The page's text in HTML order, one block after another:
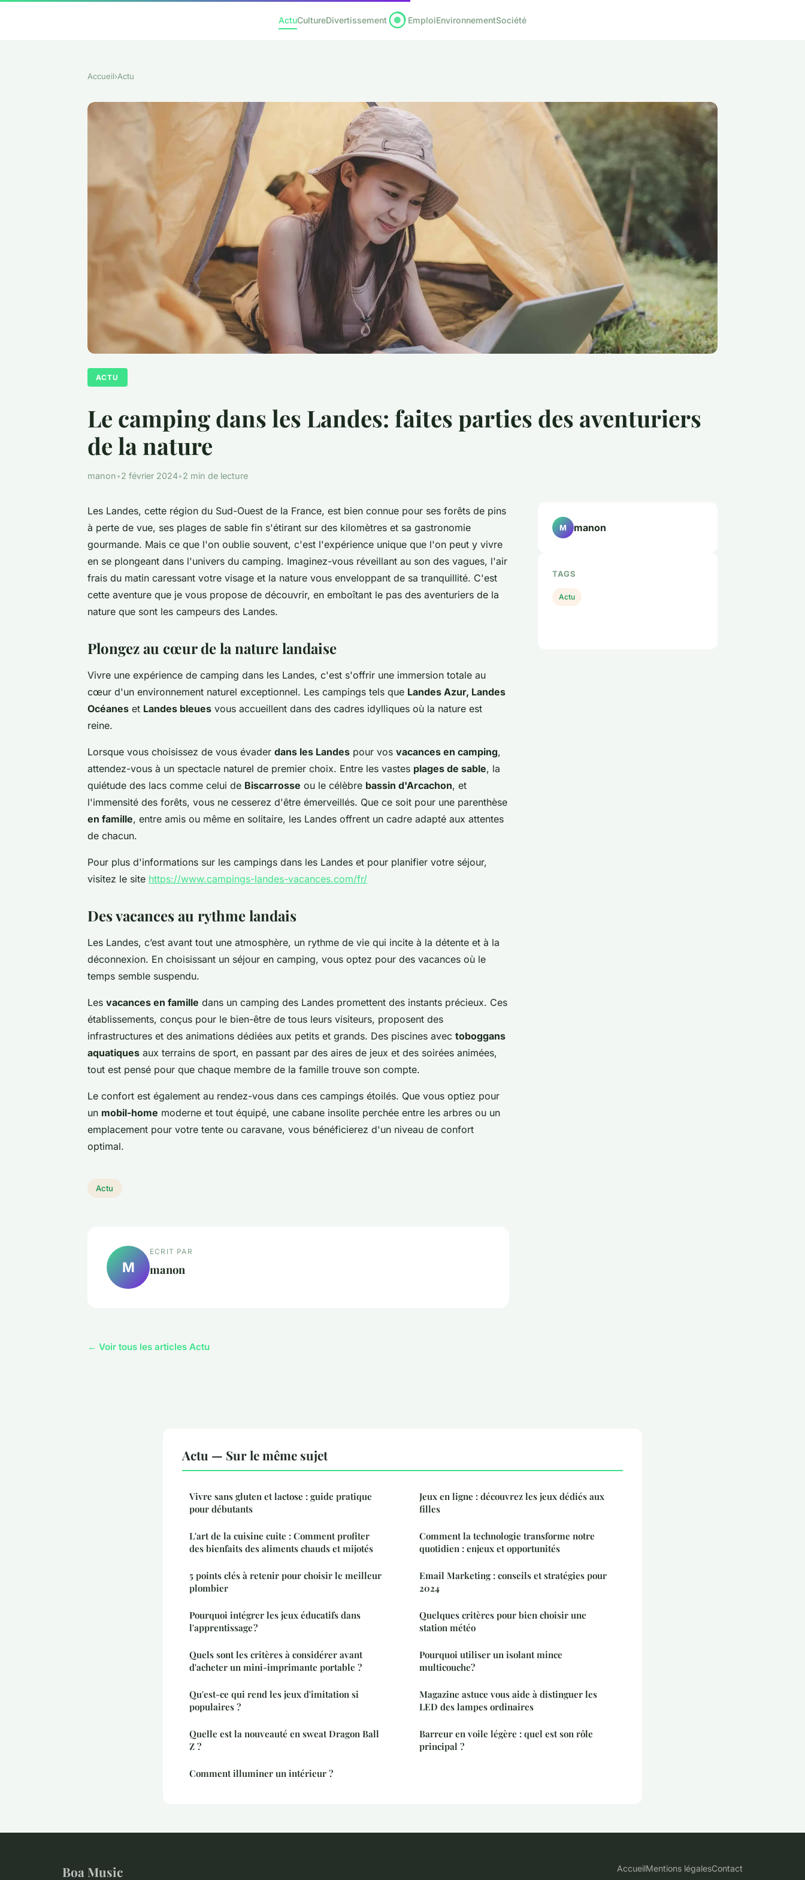
ActuCultureDivertissement EmploiEnvironnementSociété
Accueil›Actu
ACTU
Le camping dans les Landes: faites parties des aventuriers
de la nature
manon•2 février 2024•2 min de lecture
Les Landes, cette région du Sud-Ouest de la France, est bien connue pour ses forêts de pins
à perte de vue, ses plages de sable fin s'étirant sur des kilomètres et sa gastronomie
gourmande. Mais ce que l'on oublie souvent, c'est l'expérience unique que l'on peut y vivre
en se plongeant dans l'univers du camping. Imaginez-vous réveillant au son des vagues, l'air
frais du matin caressant votre visage et la nature vous enveloppant de sa tranquillité. C'est
cette aventure que je vous propose de découvrir, en emboîtant le pas des aventuriers de la
nature que sont les campeurs des Landes.
Plongez au cœur de la nature landaise
Vivre une expérience de camping dans les Landes, c'est s'offrir une immersion totale au
cœur d'un environnement naturel exceptionnel. Les campings tels que Landes Azur, Landes
Océanes et Landes bleues vous accueillent dans des cadres idylliques où la nature est
reine.
Lorsque vous choisissez de vous évader dans les Landes pour vos vacances en camping,
attendez-vous à un spectacle naturel de premier choix. Entre les vastes plages de sable, la
quiétude des lacs comme celui de Biscarrosse ou le célèbre bassin d'Arcachon, et
l'immensité des forêts, vous ne cesserez d'être émerveillés. Que ce soit pour une parenthèse
en famille, entre amis ou même en solitaire, les Landes offrent un cadre adapté aux attentes
de chacun.
Pour plus d'informations sur les campings dans les Landes et pour planifier votre séjour,
visitez le site https://www.campings-landes-vacances.com/fr/
Des vacances au rythme landais
Les Landes, c’est avant tout une atmosphère, un rythme de vie qui incite à la détente et à la
déconnexion. En choisissant un séjour en camping, vous optez pour des vacances où le
temps semble suspendu.
Les vacances en famille dans un camping des Landes promettent des instants précieux. Ces
établissements, conçus pour le bien-être de tous leurs visiteurs, proposent des
infrastructures et des animations dédiées aux petits et grands. Des piscines avec toboggans
aquatiques aux terrains de sport, en passant par des aires de jeux et des soirées animées,
tout est pensé pour que chaque membre de la famille trouve son compte.
Le confort est également au rendez-vous dans ces campings étoilés. Que vous optiez pour
un mobil-home moderne et tout équipé, une cabane insolite perchée entre les arbres ou un
emplacement pour votre tente ou caravane, vous bénéficierez d'un niveau de confort
optimal.
Actu
M
ECRIT PAR
manon
← Voir tous les articles Actu
M manon
TAGS
Actu
Actu — Sur le même sujet
Vivre sans gluten et lactose : guide pratique
pour débutants
L'art de la cuisine cuite : Comment profiter
des bienfaits des aliments chauds et mijotés
5 points clés à retenir pour choisir le meilleur
plombier
Pourquoi intégrer les jeux éducatifs dans
l'apprentissage ?
Quels sont les critères à considérer avant
d'acheter un mini-imprimante portable ?
Qu'est-ce qui rend les jeux d'imitation si
populaires ?
Quelle est la nouveauté en sweat Dragon Ball
Z ?
Comment illuminer un intérieur ?
Jeux en ligne : découvrez les jeux dédiés aux
filles
Comment la technologie transforme notre
quotidien : enjeux et opportunités
Email Marketing : conseils et stratégies pour
2024
Quelques critères pour bien choisir une
station météo
Pourquoi utiliser un isolant mince
multicouche?
Magazine astuce vous aide à distinguer les
LED des lampes ordinaires
Barreur en voile légère : quel est son rôle
principal ?
Boa Music AccueilMentions légalesContact